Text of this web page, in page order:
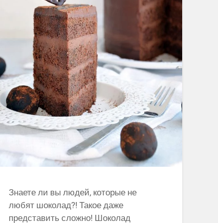
Знаете ли вы людей, которые не
любят шоколад?! Такое даже
представить сложно! Шоколад